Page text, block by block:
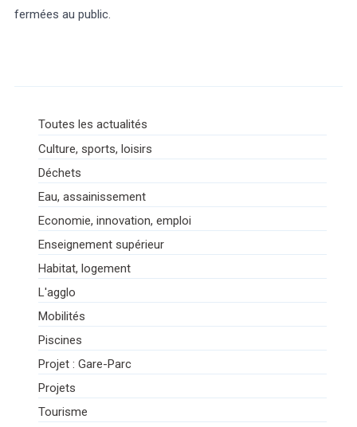
fermées au public.
Toutes les actualités
Culture, sports, loisirs
Déchets
Eau, assainissement
Economie, innovation, emploi
Enseignement supérieur
Habitat, logement
L'agglo
Mobilités
Piscines
Projet : Gare-Parc
Projets
Tourisme